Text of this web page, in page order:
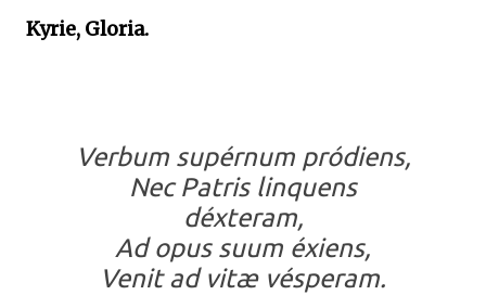
Kyrie, Gloria.
Verbum supérnum pródiens,
Nec Patris linquens
déxteram,
Ad opus suum éxiens,
Venit ad vitæ vésperam.